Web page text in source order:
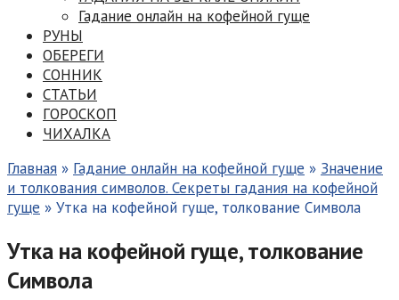
Гадание онлайн на кофейной гуще
РУНЫ
ОБЕРЕГИ
СОННИК
СТАТЬИ
ГОРОСКОП
ЧИХАЛКА
Главная » Гадание онлайн на кофейной гуще » Значение
и толкования символов. Секреты гадания на кофейной
гуще » Утка на кофейной гуще, толкование Символа
Утка на кофейной гуще, толкование
Символа